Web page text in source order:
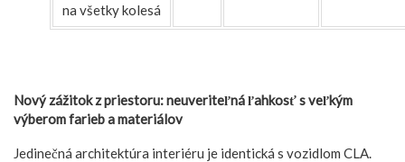
na všetky kolesá
Nový zážitok z priestoru: neuveriteľná ľahkosť s veľkým
výberom farieb a materiálov
Jedinečná architektúra interiéru je identická s vozidlom CLA.